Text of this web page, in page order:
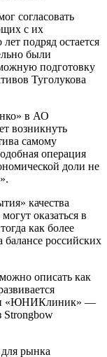
согласовать
с их
подряд остается
были
подготовку
Туголукова
в АО
возникнуть
самому
операция
доли не
качества
оказаться в
как более
балансе российских
описать как
и «ЮНИКлиник» —
Strongbow
рынка